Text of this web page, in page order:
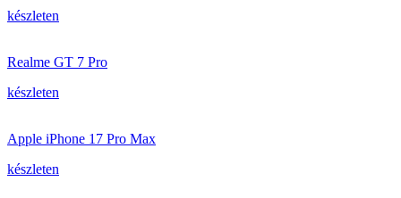
készleten
Realme GT 7 Pro
készleten
Apple iPhone 17 Pro Max
készleten